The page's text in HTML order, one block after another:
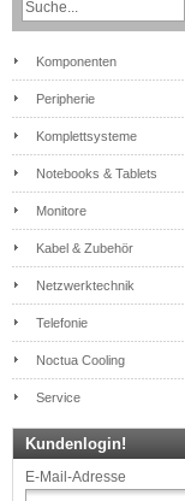
Komponenten
Peripherie
Komplettsysteme
Notebooks & Tablets
Monitore
Kabel & Zubehör
Netzwerktechnik
Telefonie
Noctua Cooling
Service
Kundenlogin!
E-Mail-Adresse